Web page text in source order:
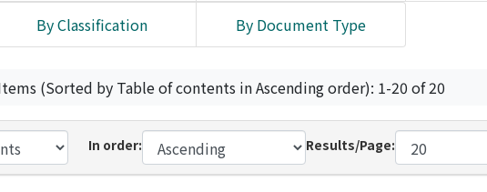
By Classification By Document Type
(Sorted by Table of contents in Ascending order): 1-20 of 20
In order: Results/Page: